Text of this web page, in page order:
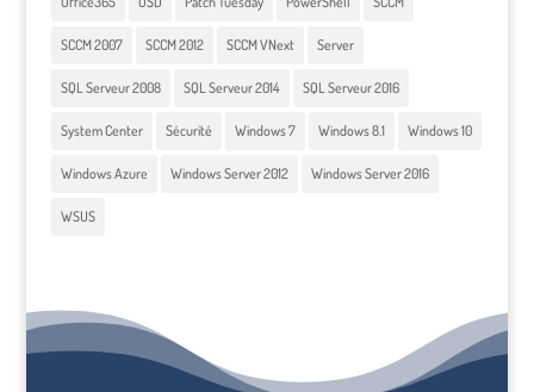
SCCM 2007 SCCM 2012 SCCM VNext Server
SQL Serveur 2008 SQL Serveur 2014 SQL Serveur 2016
System Center Sécurité Windows 7 Windows 8.1 Windows 10
Windows Azure Windows Server 2012 Windows Server 2016
WSUS